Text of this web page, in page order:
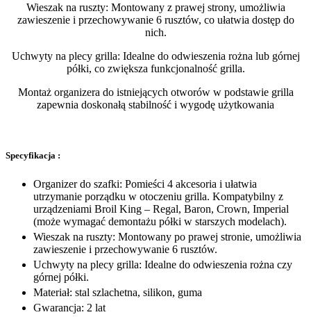
Wieszak na ruszty: Montowany z prawej strony, umożliwia
zawieszenie i przechowywanie 6 rusztów, co ułatwia dostęp do
nich.
Uchwyty na plecy grilla: Idealne do odwieszenia rożna lub górnej
półki, co zwiększa funkcjonalność grilla.
Montaż organizera do istniejących otworów w podstawie grilla
zapewnia doskonałą stabilność i wygodę użytkowania
Specyfikacja :
Organizer do szafki: Pomieści 4 akcesoria i ułatwia
utrzymanie porządku w otoczeniu grilla. Kompatybilny z
urządzeniami Broil King – Regal, Baron, Crown, Imperial
(może wymagać demontażu półki w starszych modelach).
Wieszak na ruszty: Montowany po prawej stronie, umożliwia
zawieszenie i przechowywanie 6 rusztów.
Uchwyty na plecy grilla: Idealne do odwieszenia rożna czy
górnej półki.
Materiał: stal szlachetna, silikon, guma
Gwarancja: 2 lat